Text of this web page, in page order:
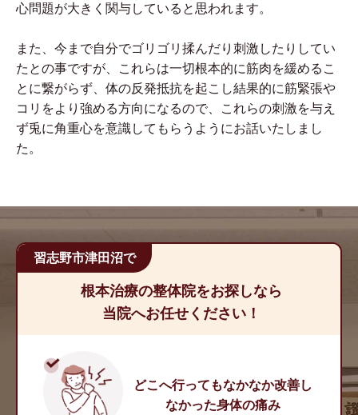
心問題が大きく関与していると思われます。
また、今まで自分でゴリゴリ揉んだり刺激したりしてい
たとの事ですが、これらは一切根本的に筋肉を緩めるこ
とに繋がらず、体の反発抵抗を起こし結果的に筋緊張や
コリをより強める方向になるので、これらの刺激を与え
ず兎に角重心を意識してもらうようにお話いたしまし
た。
習志野市津田沼で
根本治療の整体院をお探しなら
当院へお任せください！
どこへ行ってもなかなか改善し
なかった身体の痛み